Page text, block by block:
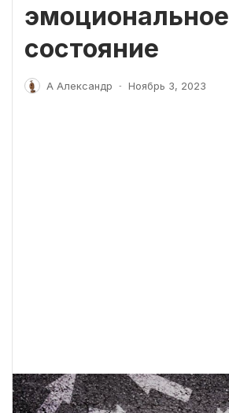
эмоциональное
состояние
А Александр - Ноябрь 3, 2023